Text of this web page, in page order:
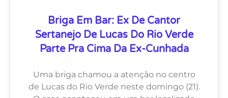
Briga Em Bar: Ex De Cantor
Sertanejo De Lucas Do Rio Verde
Parte Pra Cima Da Ex-Cunhada
Uma briga chamou a atenção no centro
de Lucas do Rio Verde neste domingo (21).